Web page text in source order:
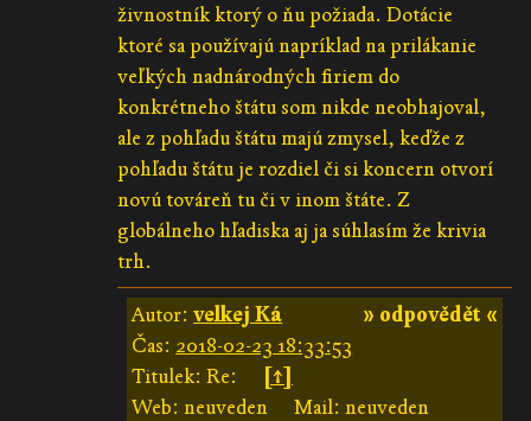
živnostník ktorý o ňu požiada. Dotácie
ktoré sa používajú napríklad na prilákanie
veľkých nadnárodných firiem do
konkrétneho štátu som nikde neobhajoval,
ale z pohľadu štátu majú zmysel, keďže z
pohľadu štátu je rozdiel či si koncern otvorí
novú továreň tu či v inom štáte. Z
globálneho hľadiska aj ja súhlasím že krivia
trh.
» odpovědět «
Autor:velkej Ká
Čas: 2018-02-23 18:33:53
Titulek: Re:
[↑]
Web: neuveden
Mail: neuveden